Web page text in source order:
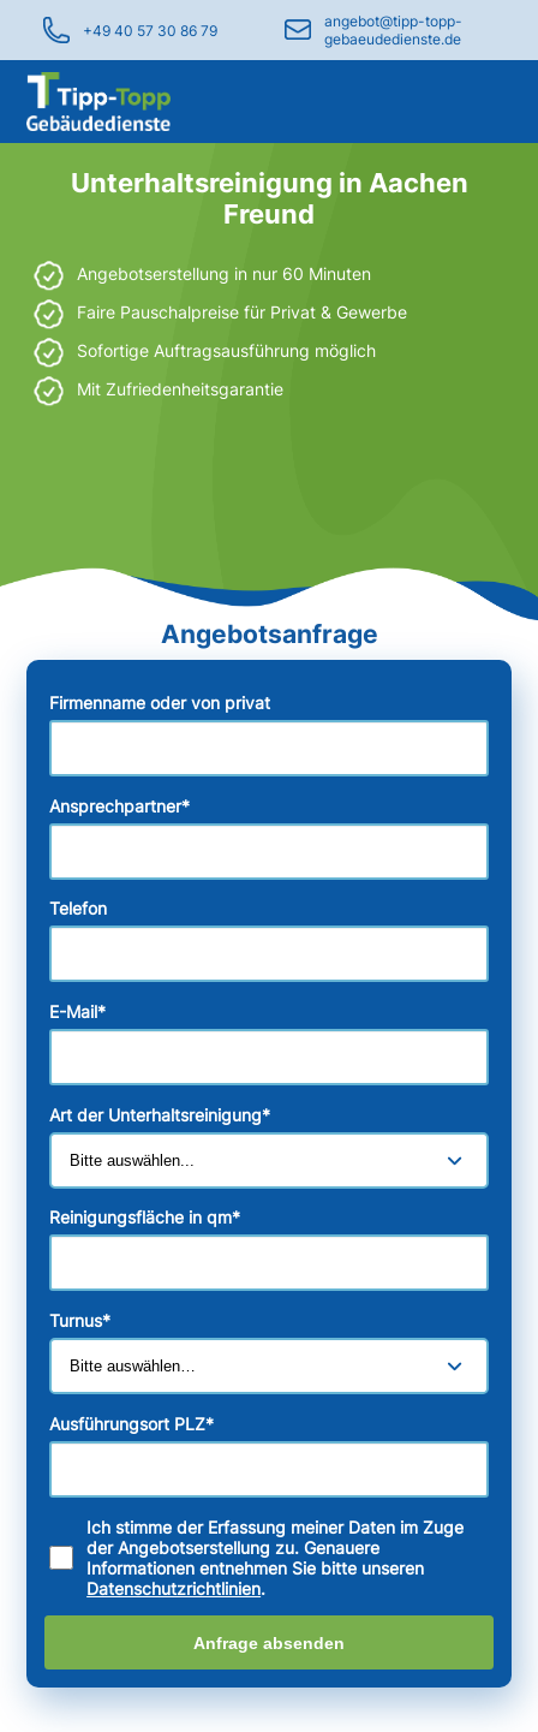
+49 40 57 30 86 79
angebot@tipp-topp-
gebaeudedienste.de
Unterhaltsreinigung in Aachen
Freund
Angebotserstellung in nur 60 Minuten
Faire Pauschalpreise für Privat & Gewerbe
Sofortige Auftragsausführung möglich
Mit Zufriedenheitsgarantie
Firmenname oder von privat
Ansprechpartner*
Telefon
E-Mail*
Art der Unterhaltsreinigung*
Reinigungsfläche in qm*
Turnus*
Ausführungsort PLZ*
Ich stimme der Erfassung meiner Daten im Zuge
der Angebotserstellung zu. Genauere
Informationen entnehmen Sie bitte unseren
Datenschutzrichtlinien.
Anfrage absenden